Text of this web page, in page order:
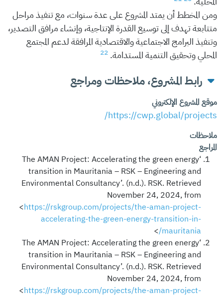
ومن المخطط أن يمتد المشروع على عدة سنوات، مع تنفيذ مراحل
متتابعة تهدف إلى توسيع القدرة الإنتاجية، وإنشاء مرافق التصدير،
وتنفيذ البرامج الاجتماعية والاقتصادية المرافقة لدعم المجتمع
المحلي وتحقيق التنمية المستدامة. 22
رابط المشروع، ملاحظات ومراجع
موقع المشروع الإلكتروني
https://cwp.global/projects/
ملاحظات
المراجع
‘The AMAN Project: Accelerating the green energy
transition in Mauritania – RSK – Engineering and
Environmental Consultancy’. (n.d.). RSK. Retrieved
November 24, 2024, from
<https://rskgroup.com/projects/the-aman-project-
accelerating-the-green-energy-transition-in-
mauritania/
>
‘The AMAN Project: Accelerating the green energy
transition in Mauritania – RSK – Engineering and
Environmental Consultancy’. (n.d.). RSK. Retrieved
November 24, 2024, from
<https://rskgroup.com/projects/the-aman-project-